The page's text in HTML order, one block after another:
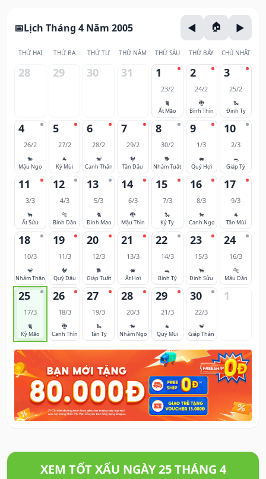
Lịch Tháng 4 Năm 2005
THỨ HAI THỨ BA THỨ TƯ THỨ NĂM THỨ SÁU THỨ BẢY CHỦ NHẬT
28 29 30 31 1
23/2
🐈
Ất Mão
2
24/2
🐉
Bính Thìn
3
25/2
🐍
Đinh Tỵ
4
26/2
🐎
Mậu Ngọ
5
27/2
🐐
Kỷ Mùi
6
28/2
🐒
Canh Thân
7
29/2
🐓
Tân Dậu
8
30/2
🐕
Nhâm Tuất
9
1/3
🐖
Quý Hợi
10
2/3
🐀
Giáp Tý
11
3/3
🐂
Ất Sửu
12
4/3
🐅
Bính Dần
13
5/3
🐈
Đinh Mão
14
6/3
🐉
Mậu Thìn
15
7/3
🐍
Kỷ Tỵ
16
8/3
🐎
Canh Ngọ
17
9/3
🐐
Tân Mùi
18
10/3
🐒
Nhâm Thân
19
11/3
🐓
Quý Dậu
20
12/3
🐕
Giáp Tuất
21
13/3
🐖
Ất Hợi
22
14/3
🐀
Bính Tý
23
15/3
🐂
Đinh Sửu
24
16/3
🐅
Mậu Dần
25
17/3
🐈
Kỷ Mão
26
18/3
🐉
Canh Thìn
27
19/3
🐍
Tân Tỵ
28
20/3
🐎
Nhâm Ngọ
29
21/3
🐐
Quý Mùi
30
22/3
🐒
Giáp Thân
1
XEM TỐT XẤU NGÀY 25 THÁNG 4